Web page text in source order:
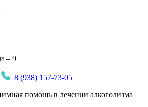
– 9
8 (938) 157-73-05
помощь в лечении алкоголизма